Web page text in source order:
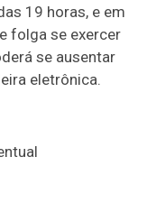
19 horas, e em
folga se exercer
se ausentar
eletrônica.